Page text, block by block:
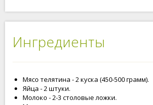
Ингредиенты
Мясо телятина - 2 куска (450-500 грамм).
Яйца - 2 штуки.
Молоко - 2-3 столовые ложки.